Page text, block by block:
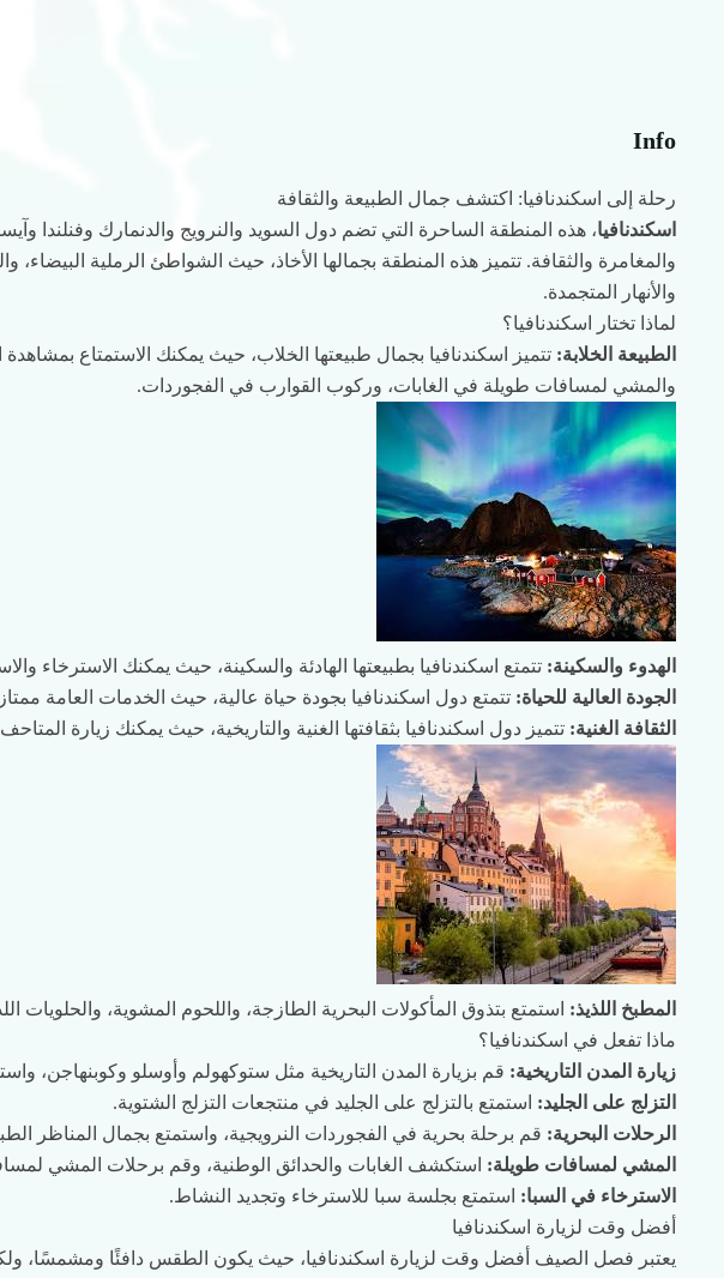
Info
رحلة إلى اسكندنافيا: اكتشف جمال الطبيعة والثقافة
اسكندنافيا، هذه المنطقة الساحرة التي تضم دول السويد والنرويج والدنمارك وفنلندا
والمغامرة والثقافة. تتميز هذه المنطقة بجمالها الأخاذ، حيث الشواطئ الرملية البيضاء،
والأنهار المتجمدة.
لماذا تختار اسكندنافيا؟
الطبيعة الخلابة: تتميز اسكندنافيا بجمال طبيعتها الخلاب، حيث يمكنك الاستمتاع
والمشي لمسافات طويلة في الغابات، وركوب القوارب في الفجوردات.
الهدوء والسكينة: تتمتع اسكندنافيا بطبيعتها الهادئة والسكينة، حيث يمكنك الاسترخاء
الجودة العالية للحياة: تتمتع دول اسكندنافيا بجودة حياة عالية، حيث الخدمات العامة
الثقافة الغنية: تتميز دول اسكندنافيا بثقافتها الغنية والتاريخية، حيث يمكنك زيارة المتاحف
المطبخ اللذيذ: استمتع بتذوق المأكولات البحرية الطازجة، واللحوم المشوية، والحلويات
ماذا تفعل في اسكندنافيا؟
زيارة المدن التاريخية: قم بزيارة المدن التاريخية مثل ستوكهولم وأوسلو وكوبنهاجن،
التزلج على الجليد: استمتع بالتزلج على الجليد في منتجعات التزلج الشتوية.
الرحلات البحرية: قم برحلة بحرية في الفجوردات النرويجية، واستمتع بجمال المناظر
المشي لمسافات طويلة: استكشف الغابات والحدائق الوطنية، وقم برحلات المشي
الاسترخاء في السبا: استمتع بجلسة سبا للاسترخاء وتجديد النشاط.
أفضل وقت لزيارة اسكندنافيا
يعتبر فصل الصيف أفضل وقت لزيارة اسكندنافيا، حيث يكون الطقس دافئًا ومشمسًا،